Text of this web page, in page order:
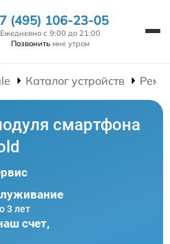
(495) 106-23-05
Ежедневно с 9:00 до 21:00
Позвонить мне утром
Каталог устройств
смартфона
3 лет
счет,